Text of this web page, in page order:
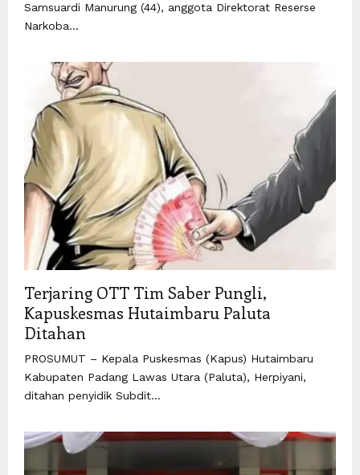
Samsuardi Manurung (44), anggota Direktorat Reserse
Narkoba...
Terjaring OTT Tim Saber Pungli,
Kapuskesmas Hutaimbaru Paluta
Ditahan
PROSUMUT – Kepala Puskesmas (Kapus) Hutaimbaru
Kabupaten Padang Lawas Utara (Paluta), Herpiyani,
ditahan penyidik Subdit...